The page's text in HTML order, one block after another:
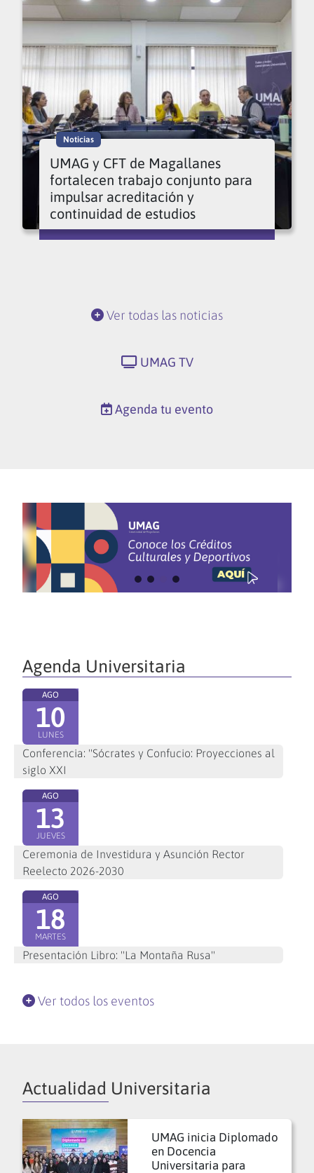
Noticias
UMAG y CFT de Magallanes
fortalecen trabajo conjunto para
impulsar acreditación y
continuidad de estudios
Ver todas las noticias
UMAG TV
Agenda tu evento
Agenda Universitaria
AGO
10
LUNES
Conferencia: "Sócrates y Confucio: Proyecciones al
siglo XXI
AGO
13
JUEVES
Ceremonia de Investidura y Asunción Rector
Reelecto 2026-2030
AGO
18
MARTES
Presentación Libro: "La Montaña Rusa"
Ver todos los eventos
Actualidad Universitaria
UMAG inicia Diplomado
en Docencia
Universitaria para